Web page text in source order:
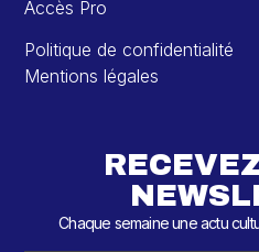
Accès Pro
Politique de confidentialité
Mentions légales
Chaque semaine une actu